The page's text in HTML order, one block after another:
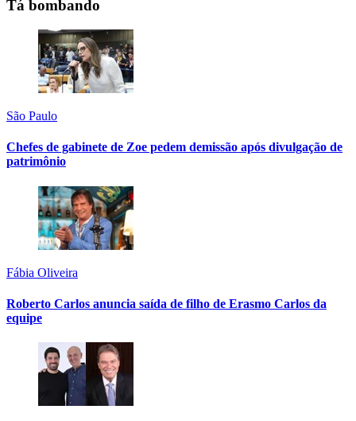
Tá bombando
São Paulo
Chefes de gabinete de Zoe pedem demissão após divulgação de
patrimônio
Fábia Oliveira
Roberto Carlos anuncia saída de filho de Erasmo Carlos da
equipe